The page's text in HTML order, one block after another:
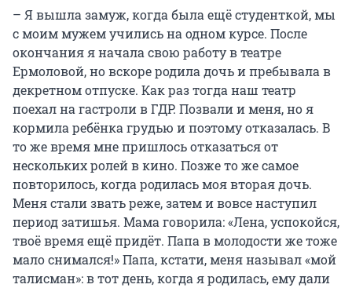
– Я вышла замуж, когда была ещё студенткой, мы
с моим мужем учились на одном курсе. После
окончания я начала свою работу в театре
Ермоловой, но вскоре родила дочь и пребывала в
декретном отпуске. Как раз тогда наш театр
поехал на гастроли в ГДР. Позвали и меня, но я
кормила ребёнка грудью и поэтому отказалась. В
то же время мне пришлось отказаться от
нескольких ролей в кино. Позже то же самое
повторилось, когда родилась моя вторая дочь.
Меня стали звать реже, затем и вовсе наступил
период затишья. Мама говорила: «Лена, успокойся,
твоё время ещё придёт. Папа в молодости же тоже
мало снимался!» Папа, кстати, меня называл «мой
талисман»: в тот день, когда я родилась, ему дали